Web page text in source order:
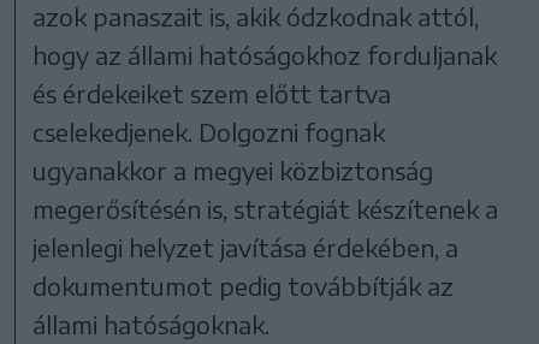
azok panaszait is, akik ódzkodnak attól,
hogy az állami hatóságokhoz forduljanak
és érdekeiket szem előtt tartva
cselekedjenek. Dolgozni fognak
ugyanakkor a megyei közbiztonság
megerősítésén is, stratégiát készítenek a
jelenlegi helyzet javítása érdekében, a
dokumentumot pedig továbbítják az
állami hatóságoknak.